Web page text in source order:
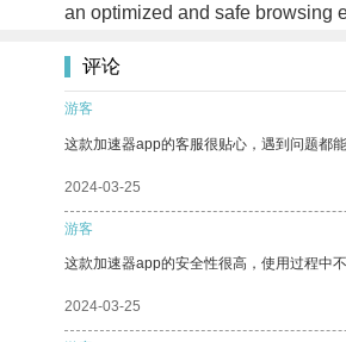
an optimized and safe browsing
评论
游客
这款加速器app的客服很贴心，遇到问题都
2024-03-25
游客
这款加速器app的安全性很高，使用过程中
2024-03-25